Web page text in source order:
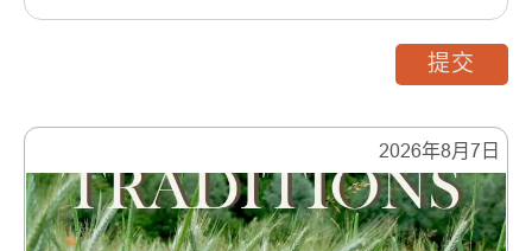
2026年8月7日
提交